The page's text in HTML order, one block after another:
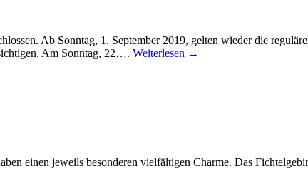
Ab Sonntag, 1. September 2019, gelten wieder die
Am Sonntag, 22…. Weiterlesen →
einen jeweils besonderen vielfältigen Charme. Das